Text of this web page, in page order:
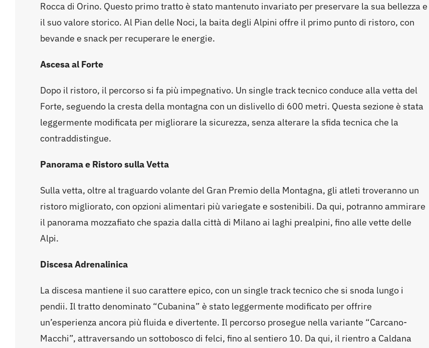
Rocca di Orino. Questo primo tratto è stato mantenuto invariato per preservare la sua bellezza e
il suo valore storico. Al Pian delle Noci, la baita degli Alpini offre il primo punto di ristoro, con
bevande e snack per recuperare le energie.
Ascesa al Forte
Dopo il ristoro, il percorso si fa più impegnativo. Un single track tecnico conduce alla vetta del
Forte, seguendo la cresta della montagna con un dislivello di 600 metri. Questa sezione è stata
leggermente modificata per migliorare la sicurezza, senza alterare la sfida tecnica che la
contraddistingue.
Panorama e Ristoro sulla Vetta
Sulla vetta, oltre al traguardo volante del Gran Premio della Montagna, gli atleti troveranno un
ristoro migliorato, con opzioni alimentari più variegate e sostenibili. Da qui, potranno ammirare
il panorama mozzafiato che spazia dalla città di Milano ai laghi prealpini, fino alle vette delle
Alpi.
Discesa Adrenalinica
La discesa mantiene il suo carattere epico, con un single track tecnico che si snoda lungo i
pendii. Il tratto denominato “Cubanina” è stato leggermente modificato per offrire
un’esperienza ancora più fluida e divertente. Il percorso prosegue nella variante “Carcano-
Macchi”, attraversando un sottobosco di felci, fino al sentiero 10. Da qui, il rientro a Caldana